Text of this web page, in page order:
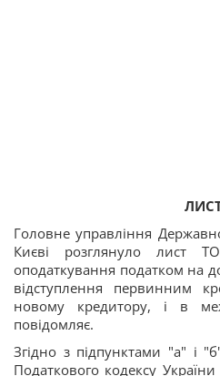
Головне управління
Києві розглянуло лист
оподаткування податком на
відступлення первинним
новому кредитору, і в
повідомляє.
Згідно з підпунктами "а" і
Податкового кодексу